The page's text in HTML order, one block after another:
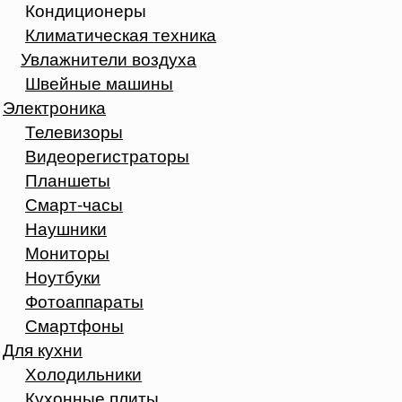
Кондиционеры
Климатическая техника
Увлажнители воздуха
Швейные машины
Электроника
Телевизоры
Видеорегистраторы
Планшеты
Смарт-часы
Наушники
Мониторы
Ноутбуки
Фотоаппараты
Смартфоны
Для кухни
Холодильники
Кухонные плиты